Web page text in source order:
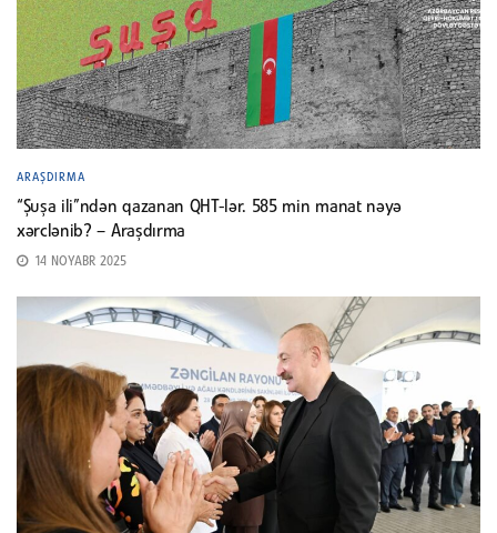
ARAŞDIRMA
“Şuşa ili”ndən qazanan QHT-lər. 585 min manat nəyə
xərclənib? – Araşdırma
14 NOYABR 2025